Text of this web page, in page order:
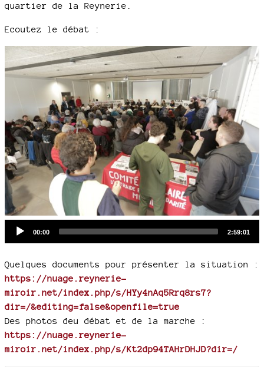
quartier de la Reynerie.
Ecoutez le débat :
Current
00:00
Total
2:59:01
Quelques documents pour présenter la situation :
https://nuage.reynerie-
miroir.net/index.php/s/HYy4nAq5Rrq8rs7?
dir=/&editing=false&openfile=true
Des photos deu débat et de la marche :
https://nuage.reynerie-
miroir.net/index.php/s/Kt2dp94TAHrDHJD?dir=/